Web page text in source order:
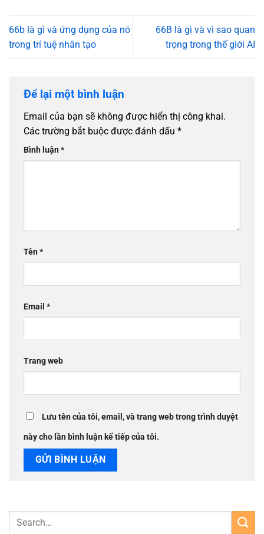
66b là gì và ứng dụng của nó
trong trí tuệ nhân tạo
66B là gì và vì sao quan
trọng trong thế giới AI
Để lại một bình luận
Email của bạn sẽ không được hiển thị công khai.
Các trường bắt buộc được đánh dấu *
Bình luận*
Tên*
Email *
Trang web
Lưu tên của tôi, email, và trang web trong trình duyệt
này cho lần bình luận kế tiếp của tôi.